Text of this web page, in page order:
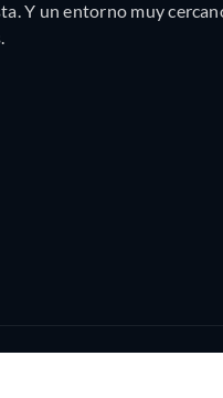
Y un entorno muy